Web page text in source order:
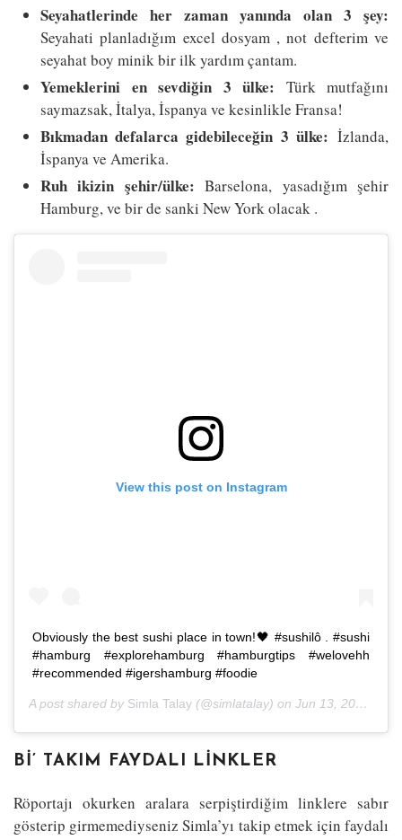
Seyahatlerinde her zaman yanında olan 3 şey:
Seyahati planladığım excel dosyam , not defterim ve
seyahat boy minik bir ilk yardım çantam.
Yemeklerini en sevdiğin 3 ülke: Türk mutfağını
saymazsak, İtalya, İspanya ve kesinlikle Fransa!
Bıkmadan defalarca gidebileceğin 3 ülke: İzlanda,
İspanya ve Amerika.
Ruh ikizin şehir/ülke: Barselona, yasadığım şehir
Hamburg, ve bir de sanki New York olacak .
View this post on Instagram
Obviously the best sushi place in town!🖤 #sushilô . #sushi
#hamburg #explorehamburg #hamburgtips #welovehh
#recommended #igershamburg #foodie
A post shared by Simla Talay (@simlatalay) on Jun 13, 2017 at 10:35am PDT
BI’ TAKIM FAYDALI LINKLER
Röportajı okurken aralara serpiştirdiğim linklere sabır
gösterip girmemediyseniz Simla’yı takip etmek için faydalı